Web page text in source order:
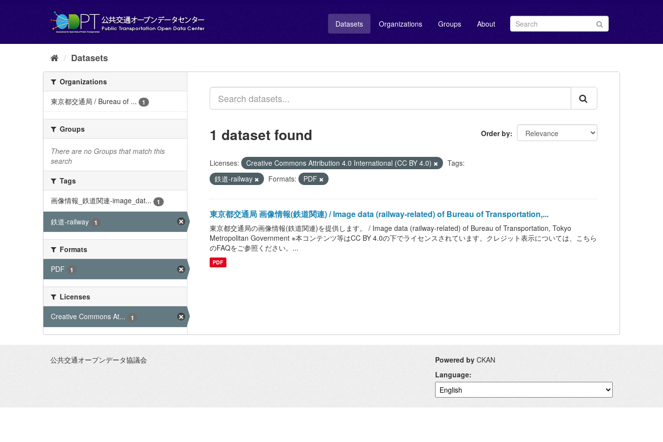
Datasets Organizations Groups About
Datasets
Organizations
東京都交通局 / Bureau of ...
1
Groups
There are no Groups that match this
search
Tags
画像情報_鉄道関連-image_dat...
1
鉄道-railway 1
Formats
PDF
1
Licenses
Creative Commons At...
1
Order by
1 dataset found
Licenses: Creative Commons Attribution 4.0 International (CC BY 4.0)
Tags:
鉄道-railway
Formats: PDF
東京都交通局 画像情報(鉄道関連) / Image data (railway-related) of Bureau of Transportation,...
東京都交通局の画像情報(鉄道関連)を提供します。 / Image data (railway-related) of Bureau of Transportation, Tokyo
Metropolitan Government ※本コンテンツ等はCC BY 4.0の下でライセンスされています。クレジット表示については、こちら
のFAQをご参照ください。...
PDF
公共交通オープンデータ協議会 Powered by CKAN
Language